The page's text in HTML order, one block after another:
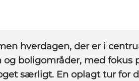
hverdagen, der er i
boligområder, med fokus
særligt. En oplagt tur for